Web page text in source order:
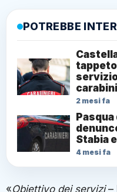
POTREBBE
2 mesi fa
Stabia
4 mesi fa
«Obiettivo dei servizi–